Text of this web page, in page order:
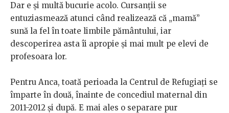
Dar e și multă bucurie acolo. Cursanții se
entuziasmează atunci când realizează că „mamă”
sună la fel în toate limbile pământului, iar
descoperirea asta îi apropie și mai mult pe elevi de
profesoara lor.
Pentru Anca, toată perioada la Centrul de Refugiați se
împarte în două, înainte de concediul maternal din
2011-2012 și după. E mai ales o separare pur